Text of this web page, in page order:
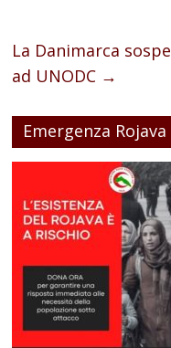
La Danimarca
ad UNODC →
Emergenza Rojava